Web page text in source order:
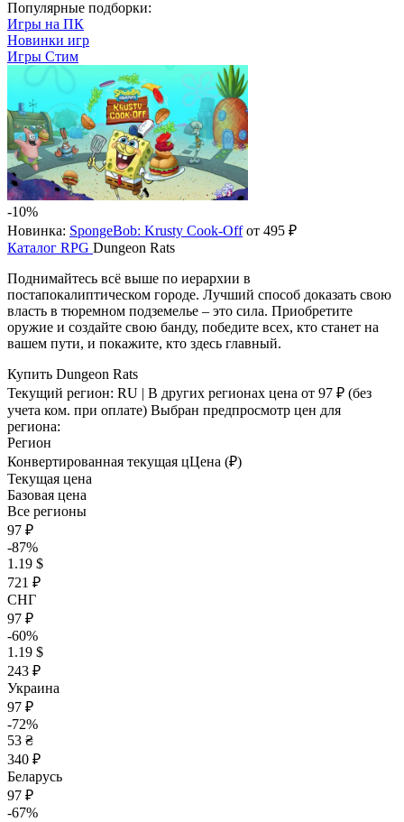
Популярные подборки:
Игры на ПК
Новинки игр
Игры Стим
-10%
Новинка: SpongeBob: Krusty Cook-Offот 495 ₽
Каталог RPG Dungeon Rats
Поднимайтесь всё выше по иерархии в
постапокалиптическом городе. Лучший способ доказать свою
власть в тюремном подземелье – это сила. Приобретите
оружие и создайте свою банду, победите всех, кто станет на
вашем пути, и покажите, кто здесь главный.
Купить Dungeon Rats
Текущий регион: RU | В других регионах цена от 97 ₽ (без
учета ком. при оплате) Выбран предпросмотр цен для
региона:
Регион
Конвертированная текущая цЦена (₽)
Текущая цена
Базовая цена
Все регионы
97 ₽
-87%
1.19 $
721 ₽
СНГ
97 ₽
-60%
1.19 $
243 ₽
Украина
97 ₽
-72%
53 ₴
340 ₽
Беларусь
97 ₽
-67%